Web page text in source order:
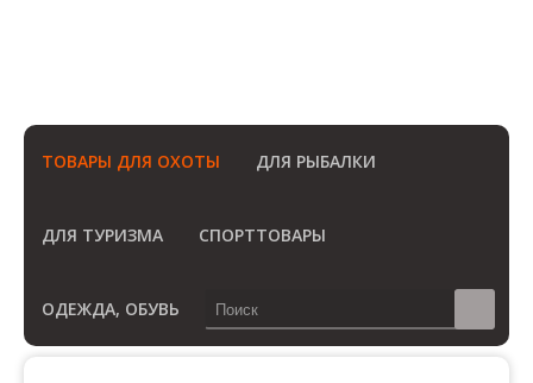
ТОВАРЫ ДЛЯ ОХОТЫ ДЛЯ РЫБАЛКИ
ДЛЯ ТУРИЗМА СПОРТТОВАРЫ
ОДЕЖДА, ОБУВЬ